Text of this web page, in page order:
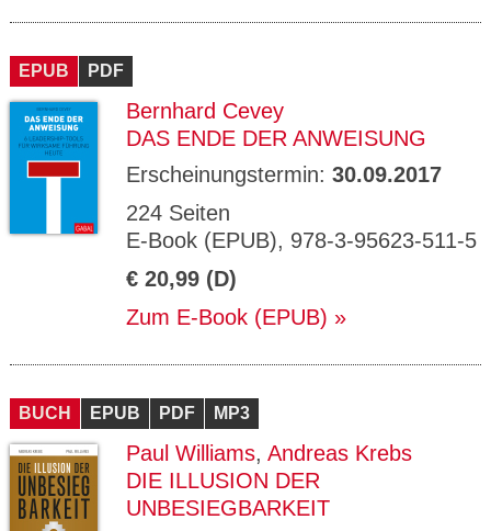
EPUB PDF
Bernhard Cevey
DAS ENDE DER ANWEISUNG
Erscheinungstermin: 30.09.2017
224 Seiten
E-Book (EPUB), 978-3-95623-511-5
€ 20,99 (D)
Zum E-Book (EPUB)
BUCH EPUB PDF MP3
Paul Williams, Andreas Krebs
DIE ILLUSION DER
UNBESIEGBARKEIT